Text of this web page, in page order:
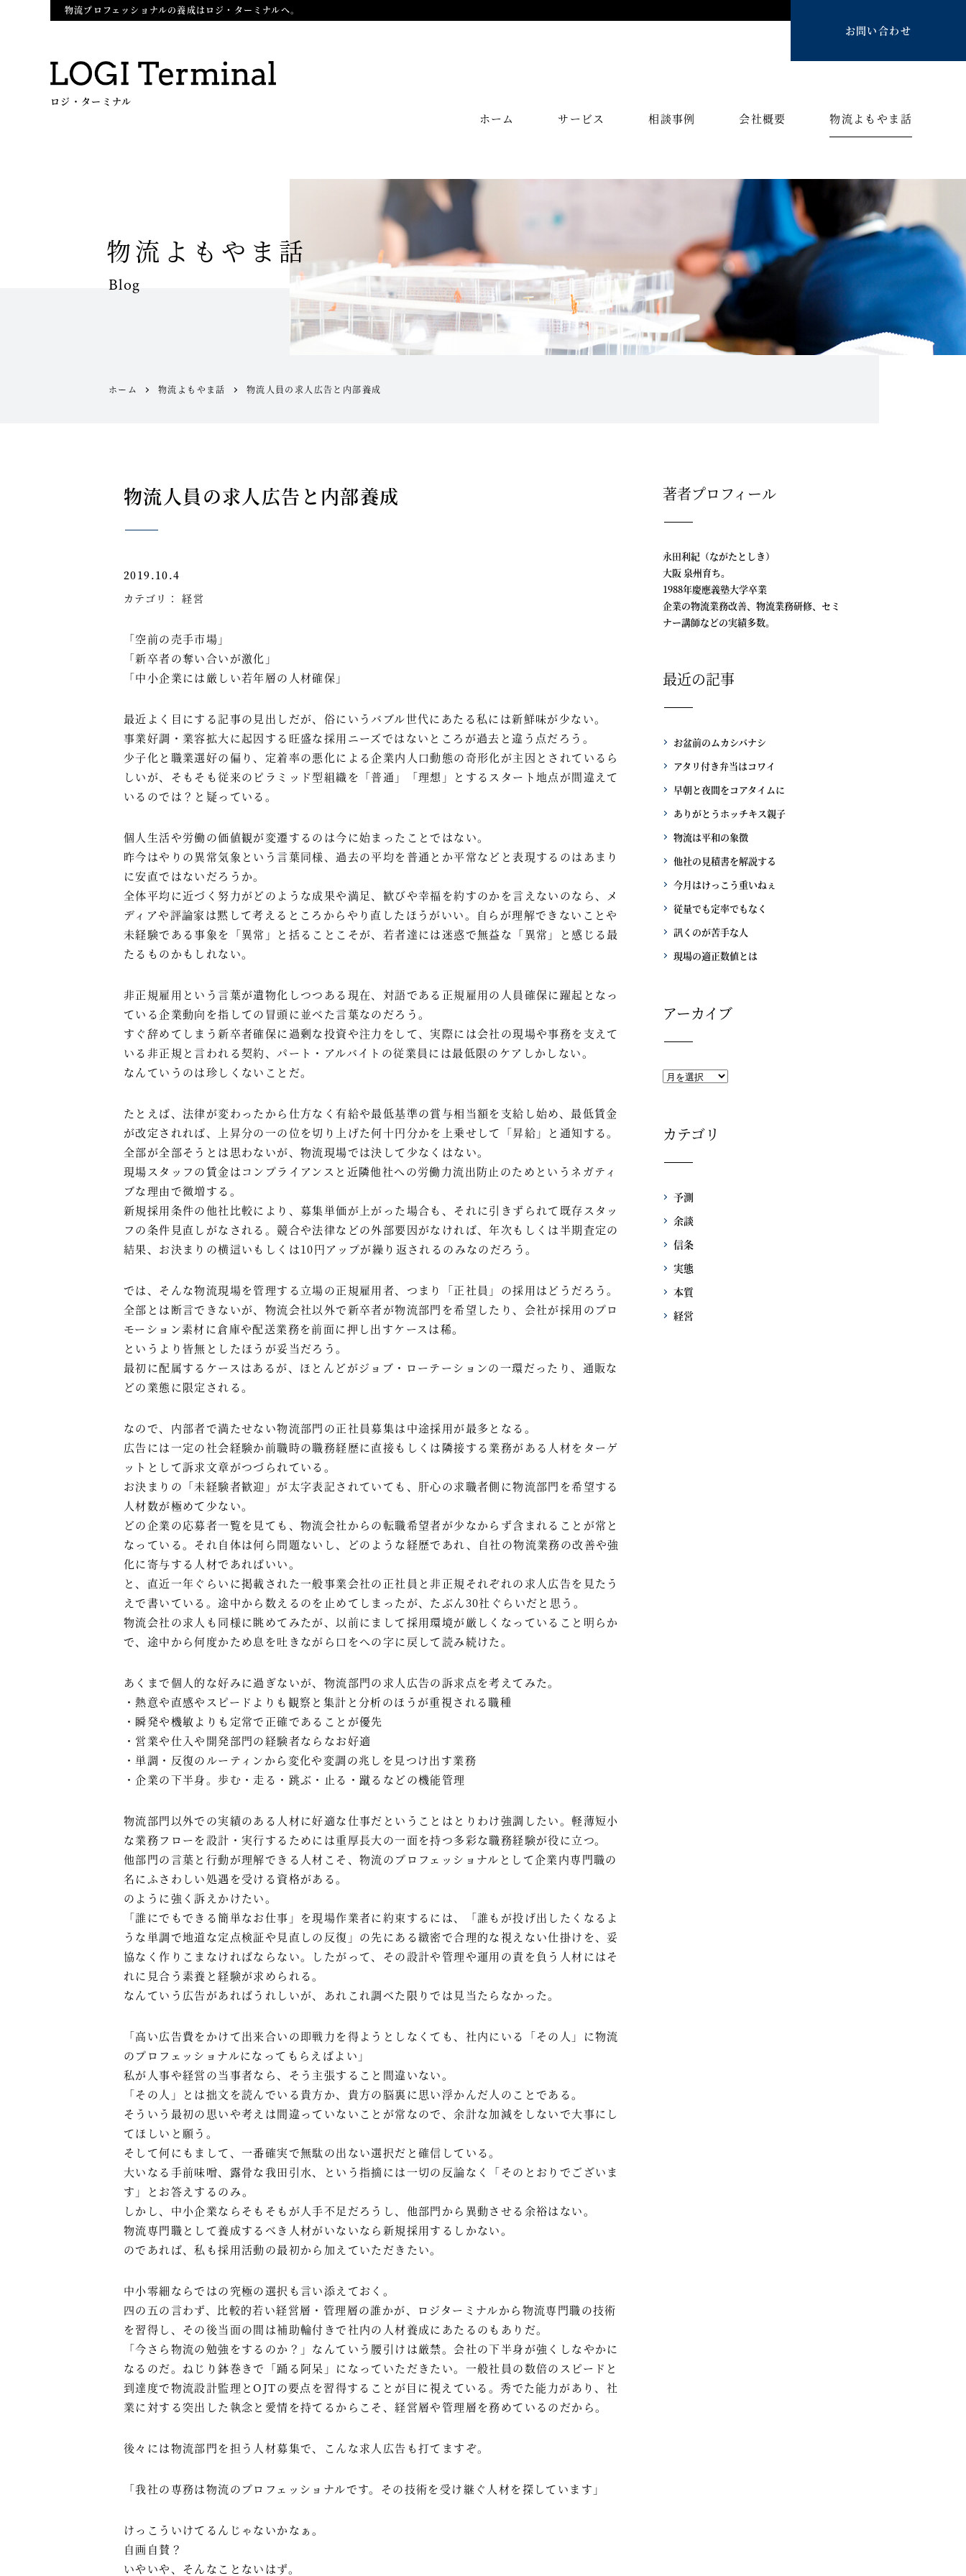
物流プロフェッショナルの養成はロジ・ターミナルへ。
お問い合わせ
ロジ・ターミナル
ホーム サービス 相談事例 会社概要 物流よもやま話
物流よもやま話
Blog
ホーム 物流よもやま話 物流人員の求人広告と内部養成
物流人員の求人広告と内部養成
2019.10.4
カテゴリ：経営
「空前の売手市場」
「新卒者の奪い合いが激化」
「中小企業には厳しい若年層の人材確保」
最近よく目にする記事の見出しだが、俗にいうバブル世代にあたる私には新鮮味が少ない。
事業好調・業容拡大に起因する旺盛な採用ニーズではないところが過去と違う点だろう。
少子化と職業選好の偏り、定着率の悪化による企業内人口動態の奇形化が主因とされているら
しいが、そもそも従来のピラミッド型組織を「普通」「理想」とするスタート地点が間違えて
いるのでは？と疑っている。
個人生活や労働の価値観が変遷するのは今に始まったことではない。
昨今はやりの異常気象という言葉同様、過去の平均を普通とか平常などと表現するのはあまり
に安直ではないだろうか。
全体平均に近づく努力がどのような成果や満足、歓びや幸福を約すのかを言えないのなら、メ
ディアや評論家は黙して考えるところからやり直したほうがいい。自らが理解できないことや
未経験である事象を「異常」と括ることこそが、若者達には迷惑で無益な「異常」と感じる最
たるものかもしれない。
非正規雇用という言葉が遺物化しつつある現在、対語である正規雇用の人員確保に躍起となっ
ている企業動向を指しての冒頭に並べた言葉なのだろう。
すぐ辞めてしまう新卒者確保に過剰な投資や注力をして、実際には会社の現場や事務を支えて
いる非正規と言われる契約、パート・アルバイトの従業員には最低限のケアしかしない。
なんていうのは珍しくないことだ。
たとえば、法律が変わったから仕方なく有給や最低基準の賞与相当額を支給し始め、最低賃金
が改定されれば、上昇分の一の位を切り上げた何十円分かを上乗せして「昇給」と通知する。
全部が全部そうとは思わないが、物流現場では決して少なくはない。
現場スタッフの賃金はコンプライアンスと近隣他社への労働力流出防止のためというネガティ
ブな理由で微増する。
新規採用条件の他社比較により、募集単価が上がった場合も、それに引きずられて既存スタッ
フの条件見直しがなされる。競合や法律などの外部要因がなければ、年次もしくは半期査定の
結果、お決まりの横這いもしくは10円アップが繰り返されるのみなのだろう。
では、そんな物流現場を管理する立場の正規雇用者、つまり「正社員」の採用はどうだろう。
全部とは断言できないが、物流会社以外で新卒者が物流部門を希望したり、会社が採用のプロ
モーション素材に倉庫や配送業務を前面に押し出すケースは稀。
というより皆無としたほうが妥当だろう。
最初に配属するケースはあるが、ほとんどがジョブ・ローテーションの一環だったり、通販な
どの業態に限定される。
なので、内部者で満たせない物流部門の正社員募集は中途採用が最多となる。
広告には一定の社会経験か前職時の職務経歴に直接もしくは隣接する業務がある人材をターゲ
ットとして訴求文章がつづられている。
お決まりの「未経験者歓迎」が太字表記されていても、肝心の求職者側に物流部門を希望する
人材数が極めて少ない。
どの企業の応募者一覧を見ても、物流会社からの転職希望者が少なからず含まれることが常と
なっている。それ自体は何ら問題ないし、どのような経歴であれ、自社の物流業務の改善や強
化に寄与する人材であればいい。
と、直近一年ぐらいに掲載された一般事業会社の正社員と非正規それぞれの求人広告を見たう
えで書いている。途中から数えるのを止めてしまったが、たぶん30社ぐらいだと思う。
物流会社の求人も同様に眺めてみたが、以前にまして採用環境が厳しくなっていること明らか
で、途中から何度かため息を吐きながら口をへの字に戻して読み続けた。
あくまで個人的な好みに過ぎないが、物流部門の求人広告の訴求点を考えてみた。
・熱意や直感やスピードよりも観察と集計と分析のほうが重視される職種
・瞬発や機敏よりも定常で正確であることが優先
・営業や仕入や開発部門の経験者ならなお好適
・単調・反復のルーティンから変化や変調の兆しを見つけ出す業務
・企業の下半身。歩む・走る・跳ぶ・止る・蹴るなどの機能管理
物流部門以外での実績のある人材に好適な仕事だということはとりわけ強調したい。軽薄短小
な業務フローを設計・実行するためには重厚長大の一面を持つ多彩な職務経験が役に立つ。
他部門の言葉と行動が理解できる人材こそ、物流のプロフェッショナルとして企業内専門職の
名にふさわしい処遇を受ける資格がある。
のように強く訴えかけたい。
「誰にでもできる簡単なお仕事」を現場作業者に約束するには、「誰もが投げ出したくなるよ
うな単調で地道な定点検証や見直しの反復」の先にある緻密で合理的な視えない仕掛けを、妥
協なく作りこまなければならない。したがって、その設計や管理や運用の責を負う人材にはそ
れに見合う素養と経験が求められる。
なんていう広告があればうれしいが、あれこれ調べた限りでは見当たらなかった。
「高い広告費をかけて出来合いの即戦力を得ようとしなくても、社内にいる「その人」に物流
のプロフェッショナルになってもらえばよい」
私が人事や経営の当事者なら、そう主張すること間違いない。
「その人」とは拙文を読んでいる貴方か、貴方の脳裏に思い浮かんだ人のことである。
そういう最初の思いや考えは間違っていないことが常なので、余計な加減をしないで大事にし
てほしいと願う。
そして何にもまして、一番確実で無駄の出ない選択だと確信している。
大いなる手前味噌、露骨な我田引水、という指摘には一切の反論なく「そのとおりでございま
す」とお答えするのみ。
しかし、中小企業ならそもそもが人手不足だろうし、他部門から異動させる余裕はない。
物流専門職として養成するべき人材がいないなら新規採用するしかない。
のであれば、私も採用活動の最初から加えていただきたい。
中小零細ならではの究極の選択も言い添えておく。
四の五の言わず、比較的若い経営層・管理層の誰かが、ロジターミナルから物流専門職の技術
を習得し、その後当面の間は補助輪付きで社内の人材養成にあたるのもありだ。
「今さら物流の勉強をするのか？」なんていう腰引けは厳禁。会社の下半身が強くしなやかに
なるのだ。ねじり鉢巻きで「踊る阿呆」になっていただきたい。一般社員の数倍のスピードと
到達度で物流設計監理とOJTの要点を習得することが目に視えている。秀でた能力があり、社
業に対する突出した執念と愛情を持てるからこそ、経営層や管理層を務めているのだから。
後々には物流部門を担う人材募集で、こんな求人広告も打てますぞ。
「我社の専務は物流のプロフェッショナルです。その技術を受け継ぐ人材を探しています」
けっこういけてるんじゃないかなぁ。
自画自賛？
いやいや、そんなことないはず。
著者プロフィール
永田利紀（ながたとしき）
大阪 泉州育ち。
1988年慶應義塾大学卒業
企業の物流業務改善、物流業務研修、セミ
ナー講師などの実績多数。
最近の記事
お盆前のムカシバナシ
アタリ付き弁当はコワイ
早朝と夜間をコアタイムに
ありがとうホッチキス親子
物流は平和の象徴
他社の見積書を解説する
今月はけっこう重いねぇ
従量でも定率でもなく
訊くのが苦手な人
現場の適正数値とは
アーカイブ
カテゴリ
予測
余談
信条
実態
本質
経営